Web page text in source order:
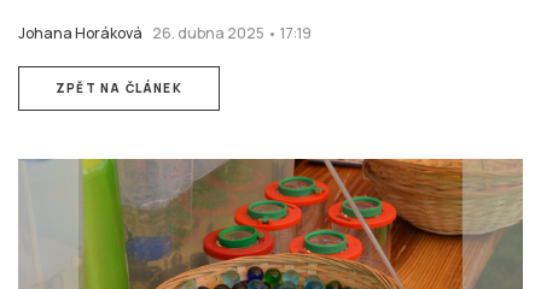
Johana Horáková 26. dubna 2025 • 17:19
ZPĚT NA ČLÁNEK